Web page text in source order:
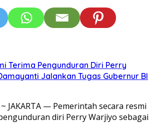
Terima Pengunduran Diri Perry
Jalankan Tugas Gubernur BI
JAKARTA — Pemerintah secara resmi
diri Perry Warjiyo sebagai